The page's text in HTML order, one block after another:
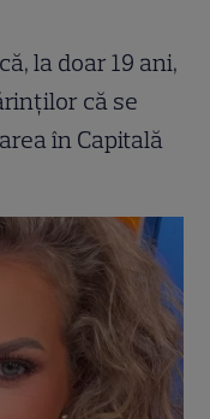
la doar 19 ani,
că se
în Capitală